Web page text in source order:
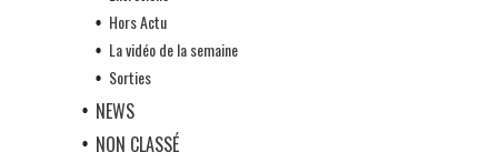
Hors Actu
La vidéo de la semaine
Sorties
NEWS
NON CLASSÉ